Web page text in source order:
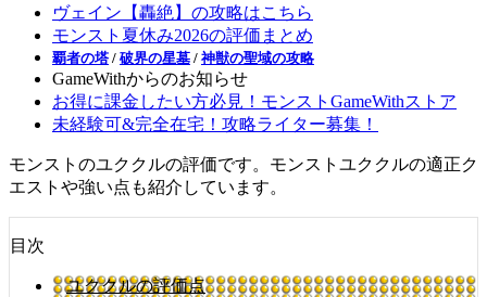
ヴェイン【轟絶】の攻略はこちら
モンスト夏休み2026の評価まとめ
覇者の塔 / 破界の星墓 / 神獣の聖域の攻略
GameWithからのお知らせ
お得に課金したい方必見！モンストGameWithストア
未経験可&完全在宅！攻略ライター募集！
モンストのユククルの評価です。モンストユククルの適正ク
エストや強い点も紹介しています。
目次
ユククルの評価点